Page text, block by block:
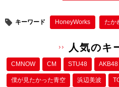
キーワード HoneyWorks たか
人気のキ
CMNOW CM STU48 AKB48
僕が⾒たかった⻘空 浜辺美波